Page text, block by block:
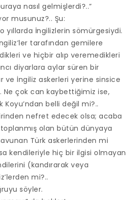
nasıl gelmişlerdi?..”
musunuz?.. Şu:
yıllarda İngilizlerin sömürgesiydi.
tarafından gemilere
ve hiçbir alıp veremedikleri
diyarlara aylar süren bir
ve İngiliz askerleri yerine sinsice
çok can kaybettiğimiz ise,
belli değil mi?..
nefret edecek olsa; acaba
olan bütün dünyaya
Türk askerlerinden mi
kendileriyle hiç bir ilgisi olmayan
(kandırarak veya
mi?..
söyler.